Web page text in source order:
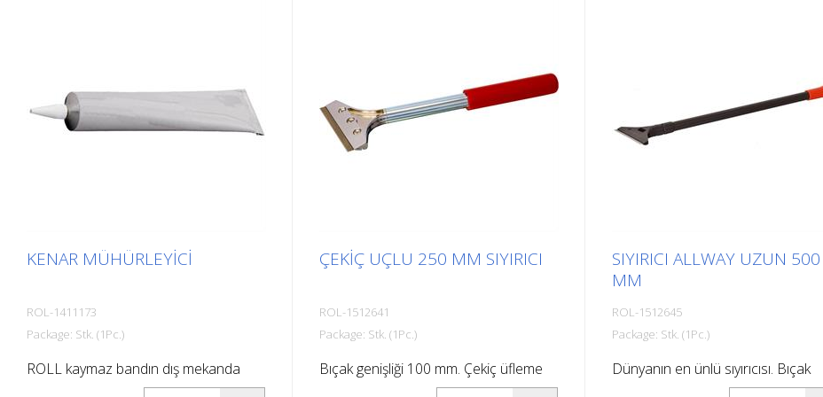
Montaj talimatlarına uyun!
tekneler, kamyonlar, otobüsler.
Montaj talimatlarına uyun!
Montaj talimatlarına uyun!
KENAR MÜHÜRLEYICI
ROL-1411173
Package: Stk. (1Pc.)
ROLL kaymaz bandın dış mekanda
montajı için. PVC bazlı. Tüp à 50g.
ÇEKIÇ UÇLU 250 MM SIYIRICI
ROL-1512641
Package: Stk. (1Pc.)
Bıçak genişliği 100 mm. Çekiç üfleme
ucu ile üniversal kullanım için sıyırıcı.
SIYIRICI ALLWAY UZUN 500
MM
ROL-1512645
Package: Stk. (1Pc.)
Dünyanın en ünlü sıyırıcısı. Bıçak
genişliği 100 mm. Bıçağı güvenli bir